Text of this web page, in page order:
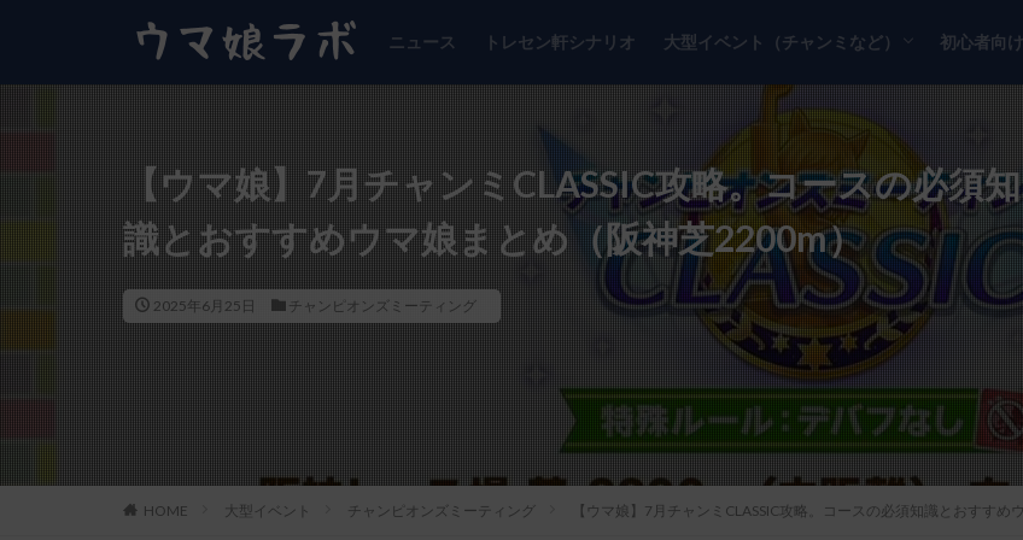
ニュース トレセン軒シナリオ 大型イベント（チャンミなど）
チャンピオンズミーティング
リーグオブヒーローズ
初心者向け
【ウマ娘】7月チャンミCLASSIC攻略。コースの必須知
識とおすすめウマ娘まとめ（阪神芝2200m）
2025年6月25日 チャンピオンズミーティング
HOME 大型イベント チャンピオンズミーティング 【ウマ娘】7月チャンミCLASSIC攻略。コースの必須知識とおすすめ